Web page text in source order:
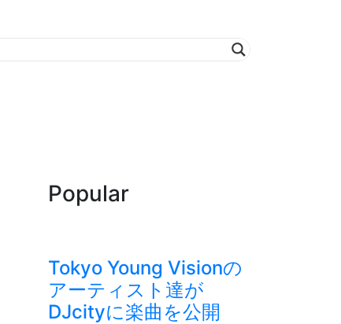
Popular
Tokyo Young Visionの
アーティスト達が
DJcityに楽曲を公開